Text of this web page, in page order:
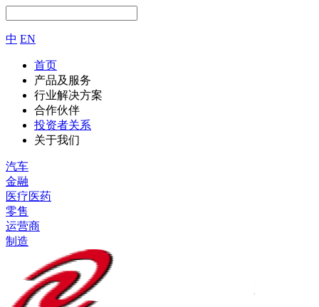
中 EN
首页
产品及服务
行业解决方案
合作伙伴
投资者关系
关于我们
汽车
金融
医疗医药
零售
运营商
制造